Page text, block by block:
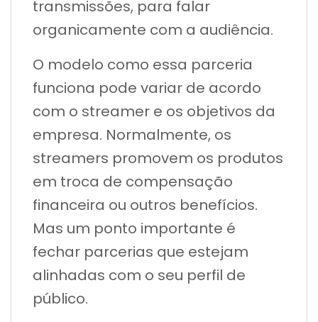
transmissões, para falar
organicamente com a audiência.
O modelo como essa parceria
funciona pode variar de acordo
com o streamer e os objetivos da
empresa. Normalmente, os
streamers promovem os produtos
em troca de compensação
financeira ou outros benefícios.
Mas um ponto importante é
fechar parcerias que estejam
alinhadas com o seu perfil de
público.